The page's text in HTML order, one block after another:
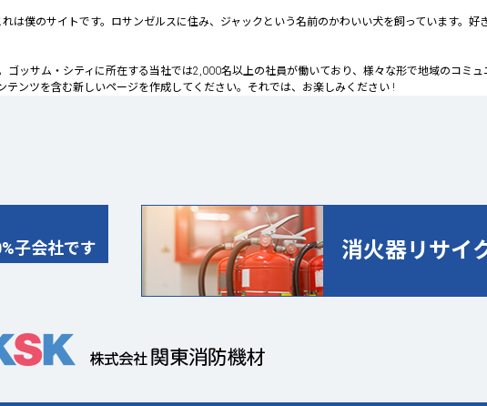
僕のサイトです。ロサンゼルスに住み、ジャックという名前のかわいい犬を飼っています。好
ッサム・シティに所在する当社では2,000名以上の社員が働いており、様々な形で地域のコミュ
テンツを含む新しいページを作成してください。それでは、お楽しみください !
子会社です
消火器リサイ